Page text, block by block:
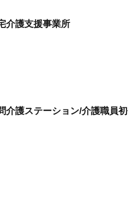
介護支援事業所
介護ステーション/介護職員